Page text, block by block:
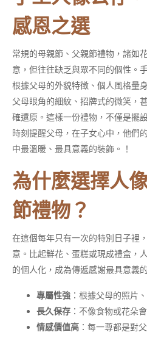
感恩之選
常規的母親節、父親節禮物，諸如
意，但往往缺乏與眾不同的個性。
根據父母的外貌特徵、個人風格量
父母眼角的細紋、招牌式的微笑，
確還原。這樣一份禮物，不僅是擺
時刻提醒父母，在子女心中，他們
中最溫暖、最具意義的裝飾。！
為什麼選擇人
節禮物？
在這個每年只有一次的特別日子裡
意。比起鮮花、蛋糕或現成禮盒，
的個人化，成為傳遞感謝最具意義
專屬性強 ：根據父母的照片
長久保存 ：不像食物或花朵
情感價值高 ：每一尊都是對